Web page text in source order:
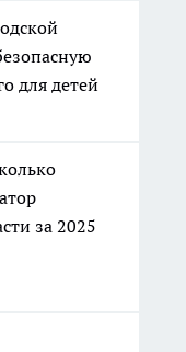
для детей
за 2025